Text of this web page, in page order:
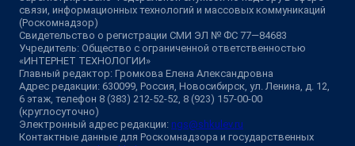
связи, информационных технологий и массовых коммуникаций
(Роскомнадзор)
Свидетельство о регистрации СМИ ЭЛ № ФС 77—84683
Учредитель: Общество с ограниченной ответственностью
«ИНТЕРНЕТ ТЕХНОЛОГИИ»
Главный редактор: Громкова Елена Александровна
Адрес редакции: 630099, Россия, Новосибирск, ул. Ленина, д. 12,
6 этаж, телефон 8 (383) 212-52-52, 8 (923) 157-00-00
(круглосуточно)
Электронный адрес редакции: ngs@shkulev.ru
Контактные данные для Роскомнадзора и государственных